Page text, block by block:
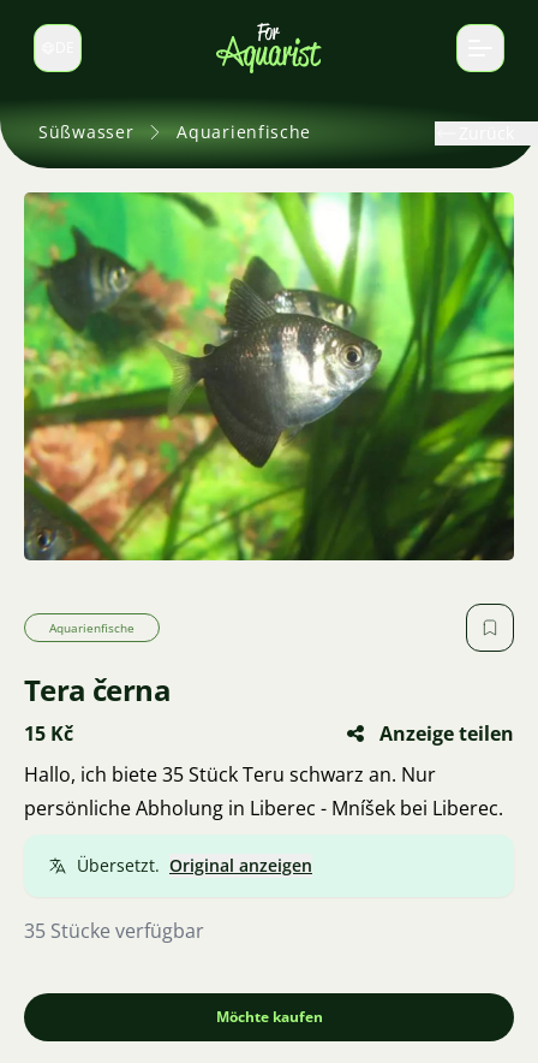
Sprache wechseln
Süßwasser Aquarienfische
Aquarienfische
Tera černa
15 Kč
Anzeige teilen
Hallo, ich biete 35 Stück Teru schwarz an. Nur
persönliche Abholung in Liberec - Mníšek bei Liberec.
Übersetzt. Original anzeigen
35 Stücke verfügbar
Möchte kaufen